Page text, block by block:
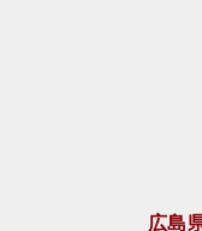
広島